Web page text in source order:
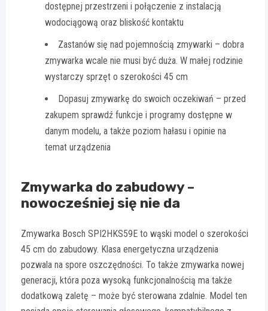
dostępnej przestrzeni i połączenie z instalacją
wodociągową oraz bliskość kontaktu
Zastanów się nad pojemnością zmywarki – dobra
zmywarka wcale nie musi być duża. W małej rodzinie
wystarczy sprzęt o szerokości 45 cm
Dopasuj zmywarkę do swoich oczekiwań – przed
zakupem sprawdź funkcje i programy dostępne w
danym modelu, a także poziom hałasu i opinie na
temat urządzenia
Zmywarka do zabudowy –
nowocześniej się nie da
Zmywarka Bosch SPI2HKS59E to wąski model o szerokości
45 cm do zabudowy. Klasa energetyczna urządzenia
pozwala na spore oszczędności. To także zmywarka nowej
generacji, która poza wysoką funkcjonalnością ma także
dodatkową zaletę – może być sterowana zdalnie. Model ten